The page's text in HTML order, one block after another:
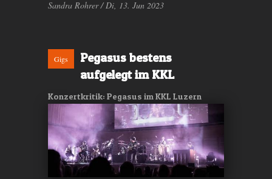
Sandra Rohrer / Di, 13. Jun 2023
Gigs
Pegasus bestens
aufgelegt im KKL
Konzertkritik: Pegasus im KKL Luzern